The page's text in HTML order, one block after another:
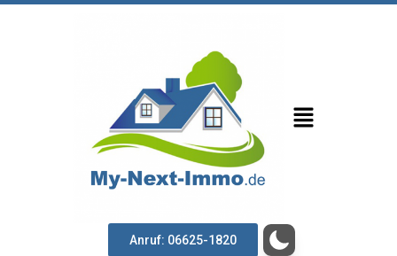
Anruf: 06625-1820